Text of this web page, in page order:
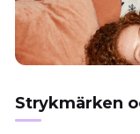
Strykmärken